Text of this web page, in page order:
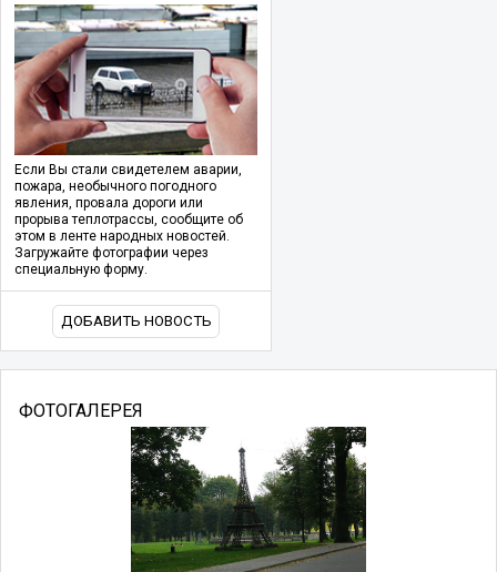
Если Вы стали свидетелем аварии,
пожара, необычного погодного
явления, провала дороги или
прорыва теплотрассы, сообщите об
этом в ленте народных новостей.
Загружайте фотографии через
специальную форму.
ДОБАВИТЬ НОВОСТЬ
ФОТОГАЛЕРЕЯ